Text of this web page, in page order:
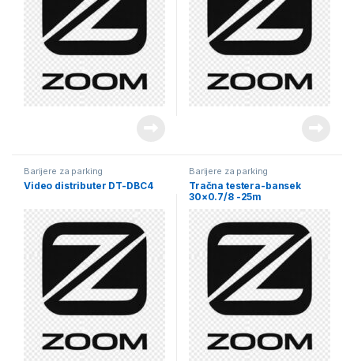
Barijere za parking
Video distributer DT-DBC4
Barijere za parking
Tračna testera-bansek
30×0.7/8 -25m